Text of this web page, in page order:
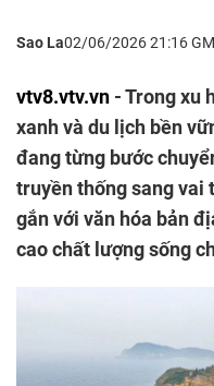
Sao La02/06/2026 21:16
vtv8.vtv.vn - Trong xu
xanh và du lịch bền
đang từng bước
truyền thống sang vai
gắn với văn hóa bản
cao chất lượng sống